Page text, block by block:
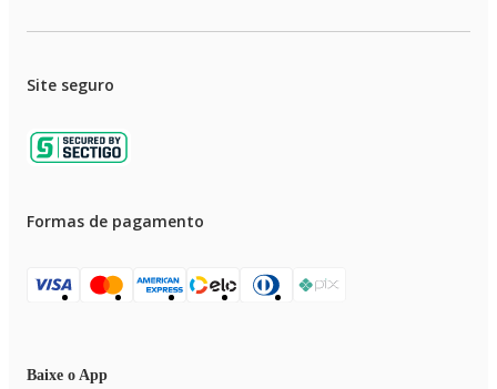
Site seguro
Formas de pagamento
Baixe o App